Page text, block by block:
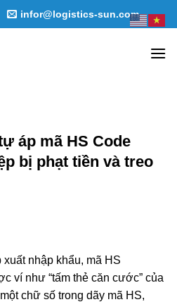
infor@logistics-sun.com
áp mã HS Code
bị phạt tiền và treo
nhập khẩu, mã HS
ví như “tấm thẻ căn cước” của
chữ số trong dãy mã HS,